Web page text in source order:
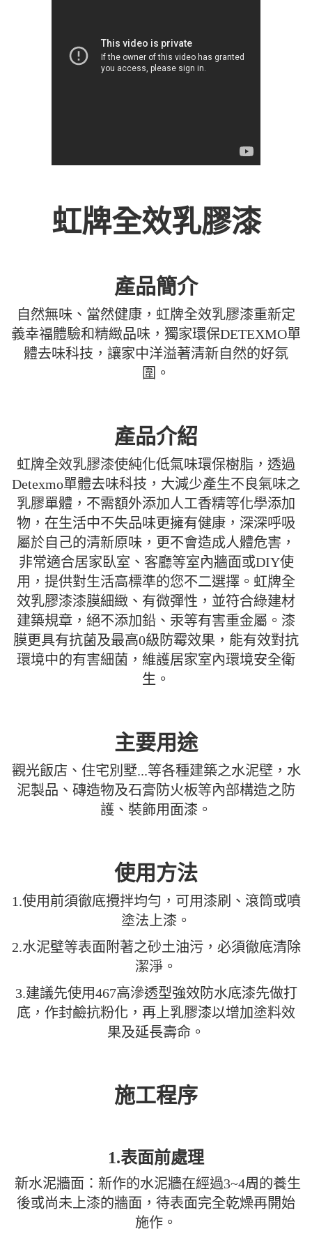
虹牌全效乳膠漆
產品簡介
自然無味、當然健康，虹牌全效乳膠漆重新定
義幸福體驗和精緻品味，獨家環保DETEXMO單
體去味科技，讓家中洋溢著清新自然的好氛
圍。
產品介紹
虹牌全效乳膠漆使純化低氣味環保樹脂，透過
Detexmo單體去味科技，大減少產生不良氣味之
乳膠單體，不需額外添加人工香精等化學添加
物，在生活中不失品味更擁有健康，深深呼吸
屬於自己的清新原味，更不會造成人體危害，
非常適合居家臥室、客廳等室內牆面或DIY使
用，提供對生活高標準的您不二選擇。虹牌全
效乳膠漆漆膜細緻、有微彈性，並符合綠建材
建築規章，絕不添加鉛、汞等有害重金屬。漆
膜更具有抗菌及最高0級防霉效果，能有效對抗
環境中的有害細菌，維護居家室內環境安全衛
生。
主要用途
觀光飯店、住宅別墅...等各種建築之水泥壁，水
泥製品、磚造物及石膏防火板等內部構造之防
護、裝飾用面漆。
使用方法
1.使用前須徹底攪拌均勻，可用漆刷、滾筒或噴
塗法上漆。
2.水泥壁等表面附著之砂土油污，必須徹底清除
潔淨。
3.建議先使用467高滲透型強效防水底漆先做打
底，作封鹼抗粉化，再上乳膠漆以增加塗料效
果及延長壽命。
施工程序
1.表面前處理
新水泥牆面：新作的水泥牆在經過3~4周的養生
後或尚未上漆的牆面，待表面完全乾燥再開始
施作。